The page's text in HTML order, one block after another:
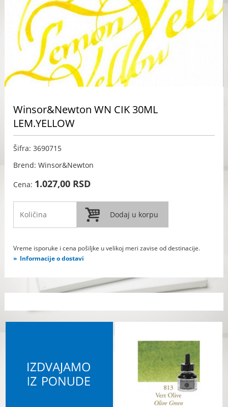
Winsor&Newton WN CIK 30ML
LEM.YELLOW
Šifra: 3690715
Brend: Winsor&Newton
Cena: 1.027,00 RSD
Vreme isporuke i cena pošiljke u velikoj meri zavise od destinacije.
Informacije o dostavi